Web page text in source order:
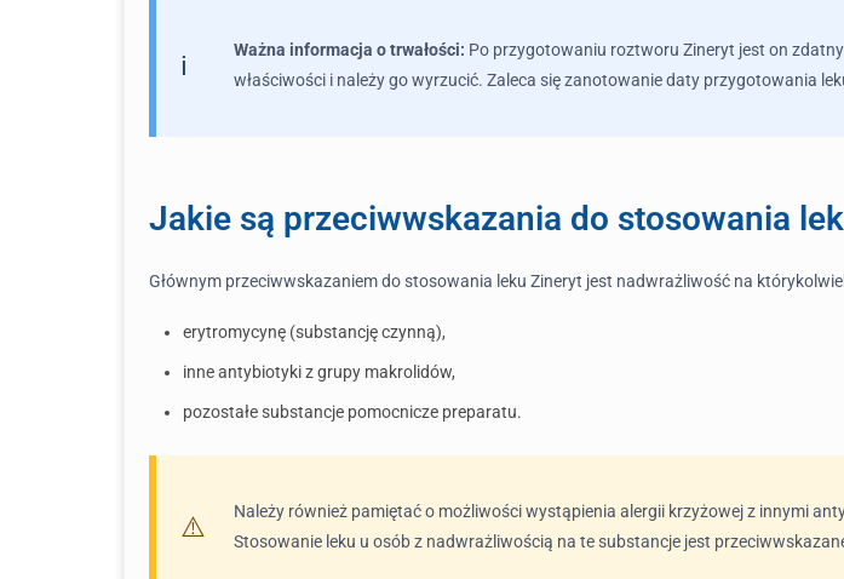
Ważna informacja o trwałości: Po przygotowaniu roztworu Zineryt jest on
właściwości i należy go wyrzucić. Zaleca się zanotowanie daty przygotowania
Jakie są przeciwwskazania do stosowania
Głównym przeciwwskazaniem do stosowania leku Zineryt jest nadwrażliwość na
erytromycynę (substancję czynną),
inne antybiotyki z grupy makrolidów,
pozostałe substancje pomocnicze preparatu.
Należy również pamiętać o możliwości wystąpienia alergii krzyżowej z innymi
Stosowanie leku u osób z nadwrażliwością na te substancje jest